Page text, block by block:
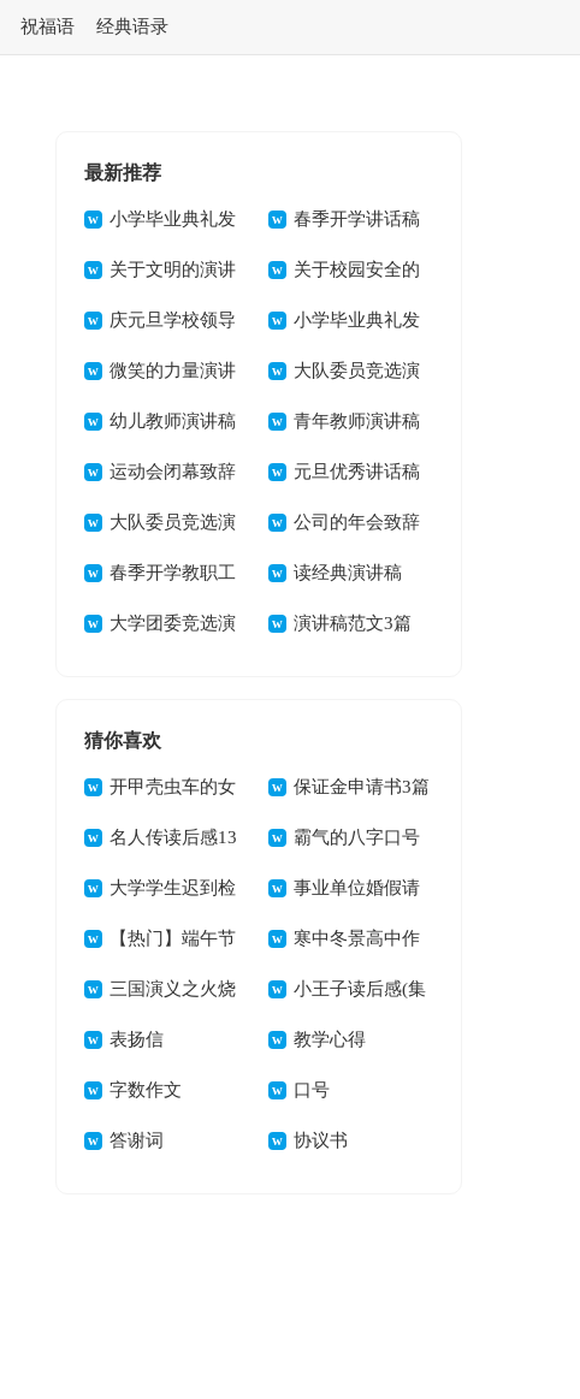
祝福语 经典语录
最新推荐
小学毕业典礼发
言稿(15篇)
春季开学讲话稿
关于文明的演讲
稿2篇
关于校园安全的
演讲稿
庆元旦学校领导
讲话稿
小学毕业典礼发
言稿13篇
微笑的力量演讲
稿15篇
大队委员竞选演
讲稿(15篇)
幼儿教师演讲稿
13篇
青年教师演讲稿
14篇
运动会闭幕致辞 元旦优秀讲话稿
大队委员竞选演
讲稿(集合15篇)
公司的年会致辞
春季开学教职工
大会讲话稿
读经典演讲稿
大学团委竞选演 演讲稿范文3篇
猜你喜欢
开甲壳虫车的女
校长读后感
保证金申请书3篇
名人传读后感13
篇
霸气的八字口号
大学学生迟到检
讨书范文集合六篇
事业单位婚假请
假条范文锦集五篇
【热门】端午节
的作文1300字4篇
寒中冬景高中作
文
三国演义之火烧
赤壁读后感
小王子读后感(集
合10篇)
表扬信 教学心得
字数作文 口号
答谢词 协议书